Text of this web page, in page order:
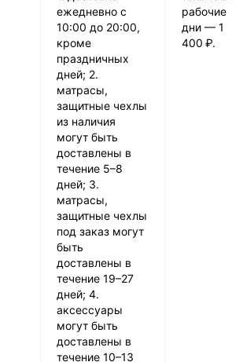
ежедневно с
10:00 до 20:00,
кроме
праздничных
дней; 2.
матрасы,
защитные чехлы
из наличия
могут быть
доставлены в
течение 5–8
дней; 3.
матрасы,
защитные чехлы
под заказ могут
быть
доставлены в
течение 19–27
дней; 4.
аксессуары
могут быть
доставлены в
течение 10–13
рабочие
дни — 1
400 ₽.